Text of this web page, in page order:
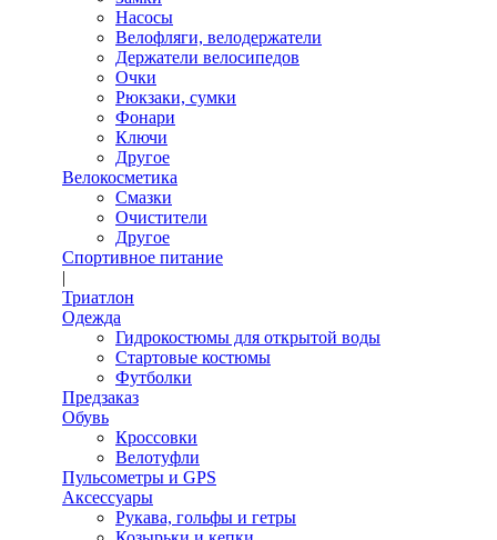
Насосы
Велофляги, велодержатели
Держатели велосипедов
Очки
Рюкзаки, сумки
Фонари
Ключи
Другое
Велокосметика
Смазки
Очистители
Другое
Спортивное питание
|
Триатлон
Одежда
Гидрокостюмы для открытой воды
Стартовые костюмы
Футболки
Предзаказ
Обувь
Кроссовки
Велотуфли
Пульсометры и GPS
Аксессуары
Рукава, гольфы и гетры